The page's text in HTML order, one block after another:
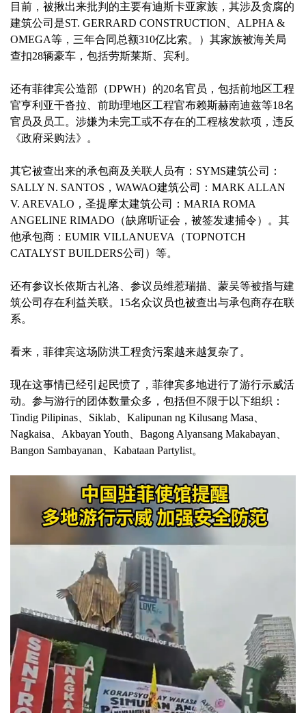
目前，被揪出来批判的主要有迪斯卡亚家族，其涉及贪腐的
建筑公司是ST. GERRARD CONSTRUCTION、ALPHA &
OMEGA等，三年合同总额310亿比索。）其家族被海关局
查扣28辆豪车，包括劳斯莱斯、宾利。
还有菲律宾公造部（DPWH）的20名官员，包括前地区工程
官亨利亚干沓拉、前助理地区工程官布赖斯赫南迪兹等18名
官员及员工。涉嫌为未完工或不存在的工程核发款项，违反
《政府采购法》。
其它被查出来的承包商及关联人员有：SYMS建筑公司：
SALLY N. SANTOS，WAWAO建筑公司：MARK ALLAN
V. AREVALO，圣提摩太建筑公司：MARIA ROMA
ANGELINE RIMADO（缺席听证会，被签发逮捕令）。其
他承包商：EUMIR VILLANUEVA（TOPNOTCH
CATALYST BUILDERS公司）等。
还有参议长依斯古礼洛、参议员维惹瑞描、蒙吴等被指与建
筑公司存在利益关联。15名众议员也被查出与承包商存在联
系。
看来，菲律宾这场防洪工程贪污案越来越复杂了。
现在这事情已经引起民愤了，菲律宾多地进行了游行示威活
动。参与游行的团体数量众多，包括但不限于以下组织：
Tindig Pilipinas、Siklab、Kalipunan ng Kilusang Masa、
Nagkaisa、Akbayan Youth、Bagong Alyansang Makabayan、
Bangon Sambayanan、Kabataan Partylist。